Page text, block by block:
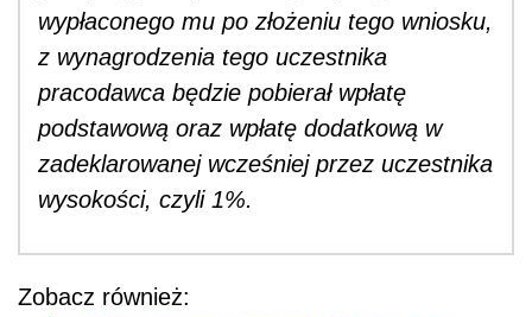
wypłaconego mu po złożeniu tego wniosku,
z wynagrodzenia tego uczestnika
pracodawca będzie pobierał wpłatę
podstawową oraz wpłatę dodatkową w
zadeklarowanej wcześniej przez uczestnika
wysokości, czyli 1%.
Zobacz również: